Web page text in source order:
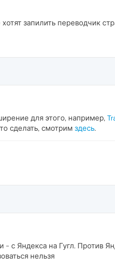
запилить переводчик
для этого, например,
сделать, смотрим здесь.
- с Яндекса на Гугл. Против
нельзя